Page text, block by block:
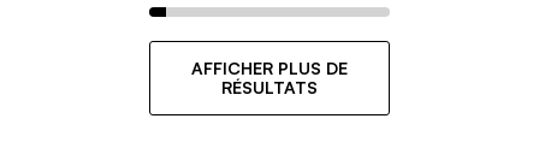
AFFICHER PLUS DE
RÉSULTATS